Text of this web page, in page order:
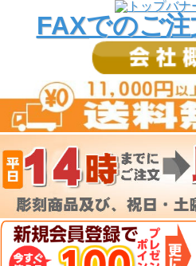
FAXでのご